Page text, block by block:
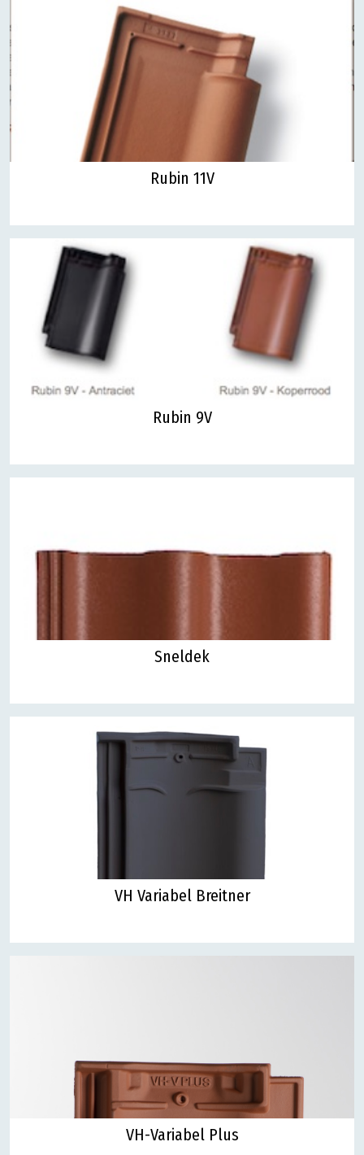
Rubin 11V
Rubin 9V
Sneldek
VH Variabel Breitner
VH-Variabel Plus